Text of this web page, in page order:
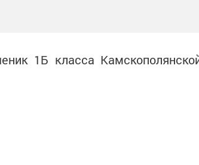
1Б класса